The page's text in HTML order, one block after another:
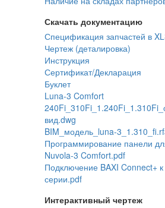
Скачать документацию
Спецификация запчастей в
Чертеж (деталировка)
Инструкция
Сертификат/Декларация
Буклет
Luna-3 Comfort
вид.dwg
BIM_модель_luna-
Программирование панели
Nuvola-3 Comfort.pdf
Подключение BAXI Connect+
серии.pdf
Интерактивный чертеж